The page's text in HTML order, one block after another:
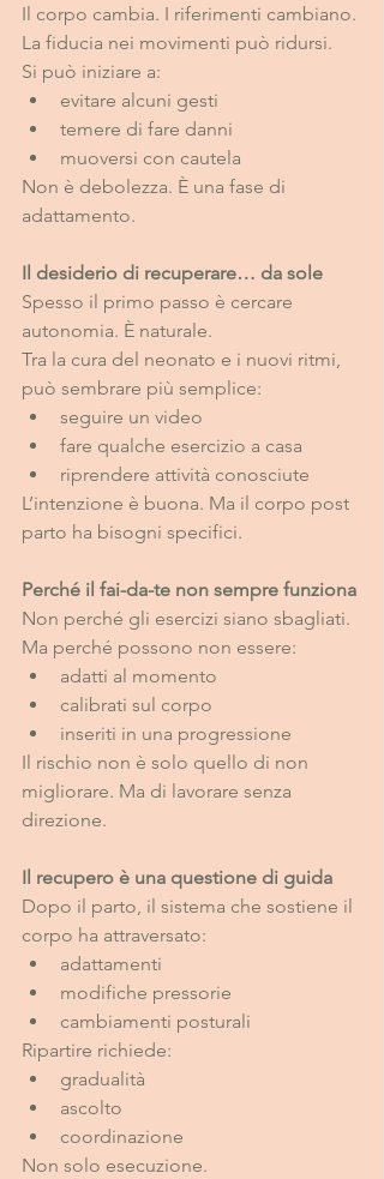
Il corpo cambia. I riferimenti cambiano.
La fiducia nei movimenti può ridursi.
Si può iniziare a:
evitare alcuni gesti
temere di fare danni
muoversi con cautela
Non è debolezza. È una fase di
adattamento.
Il desiderio di recuperare… da sole
Spesso il primo passo è cercare
autonomia. È naturale.
Tra la cura del neonato e i nuovi ritmi,
può sembrare più semplice:
seguire un video
fare qualche esercizio a casa
riprendere attività conosciute
L’intenzione è buona. Ma il corpo post
parto ha bisogni specifici.
Perché il fai-da-te non sempre funziona
Non perché gli esercizi siano sbagliati.
Ma perché possono non essere:
adatti al momento
calibrati sul corpo
inseriti in una progressione
Il rischio non è solo quello di non
migliorare. Ma di lavorare senza
direzione.
Il recupero è una questione di guida
Dopo il parto, il sistema che sostiene il
corpo ha attraversato:
adattamenti
modifiche pressorie
cambiamenti posturali
Ripartire richiede:
gradualità
ascolto
coordinazione
Non solo esecuzione.